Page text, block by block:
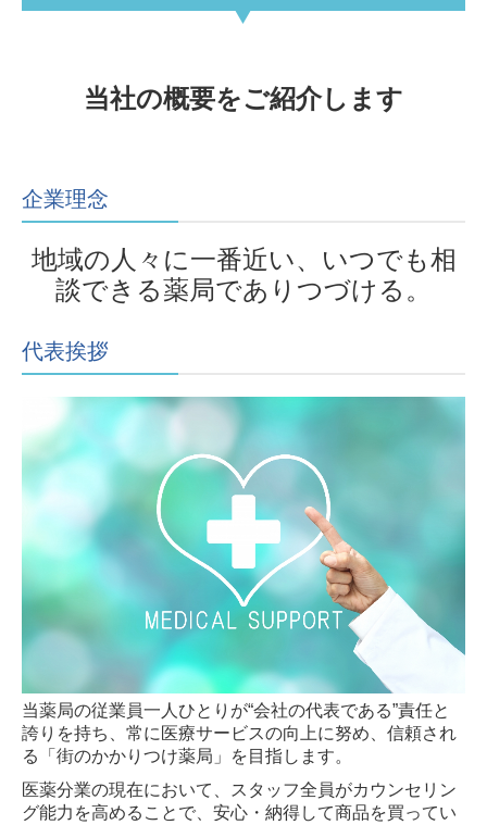
当社の概要をご紹介します
企業理念
地域の人々に一番近い、いつでも相
談できる薬局でありつづける。
代表挨拶
当薬局の従業員一人ひとりが“会社の代表である”責任と
誇りを持ち、常に医療サービスの向上に努め、信頼され
る「街のかかりつけ薬局」を目指します。
医薬分業の現在において、スタッフ全員がカウンセリン
グ能力を高めることで、安心・納得して商品を買ってい